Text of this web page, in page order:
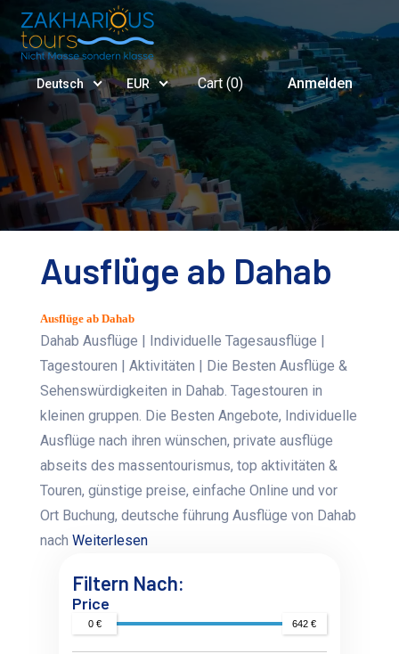
Deutsch EUR Cart (0) Anmelden
Ausflüge ab Dahab
Ausflüge ab Dahab
Dahab Ausflüge | Individuelle Tagesausflüge |
Tagestouren | Aktivitäten | Die Besten Ausflüge &
Sehenswürdigkeiten in Dahab. Tagestouren in
kleinen gruppen. Die Besten Angebote, Individuelle
Ausflüge nach ihren wünschen, private ausflüge
abseits des massentourismus, top aktivitäten &
Touren, günstige preise, einfache Online und vor
Ort Buchung, deutsche führung Ausflüge von Dahab
nachWeiterlesen
Filtern Nach:
Price
0 € 642 €